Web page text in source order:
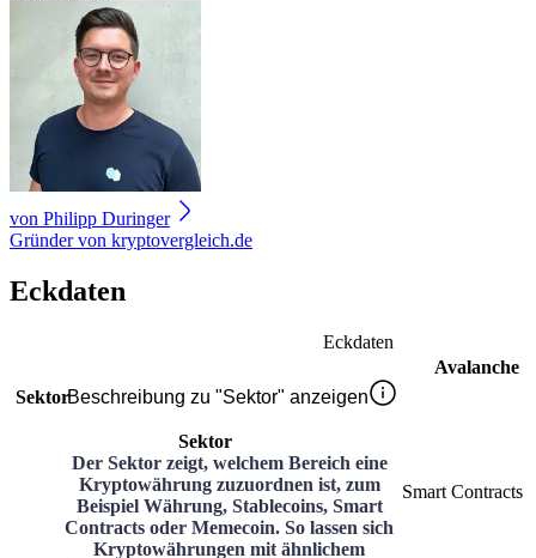
von Philipp Duringer
Gründer von kryptovergleich.de
Eckdaten
Eckdaten
Avalanche
SektorBeschreibung zu "Sektor" anzeigen
Sektor
Der Sektor zeigt, welchem Bereich eine
Kryptowährung zuzuordnen ist, zum
Beispiel Währung, Stablecoins, Smart
Contracts oder Memecoin. So lassen sich
Kryptowährungen mit ähnlichem
Smart Contracts